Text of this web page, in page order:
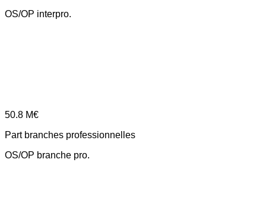
OS/OP interpro.
50.8 M€
Part branches professionnelles
OS/OP branche pro.